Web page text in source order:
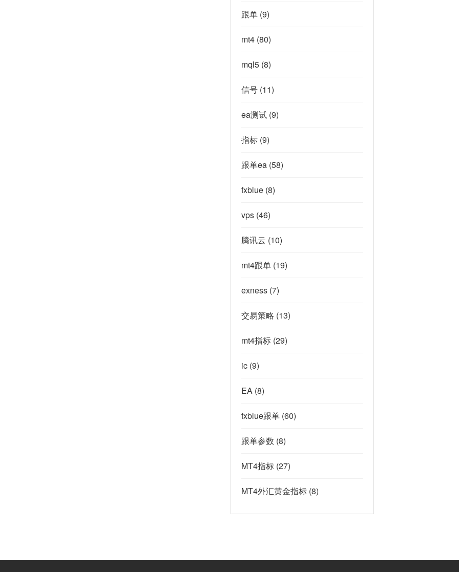
跟单(9)
mt4(80)
mql5(8)
信号(11)
ea测试(9)
指标(9)
跟单ea(58)
fxblue(8)
vps(46)
腾讯云 (10)
mt4跟单(19)
exness(7)
交易策略 (13)
mt4指标(29)
ic(9)
EA(8)
fxblue跟单(60)
跟单参数 (8)
MT4指标(27)
MT4外汇黄金指标(8)